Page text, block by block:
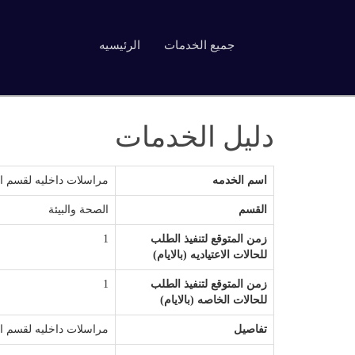
الرئيسيه جميع الخدمات
دليل الخدمات
اسم الخدمه مراسلات داخليه لقسم
القسم الصحة والبيئة
زمن المتوقع لتنفيذ الطلب
للحالات الاعتياديه (بالايام)
1
زمن المتوقع لتنفيذ الطلب
للحالات الخاصه (بالايام)
1
تفاصيل مراسلات داخليه لقسم